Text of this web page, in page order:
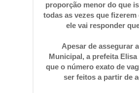
proporção menor do que
todas as vezes que
ele vai responder
Apesar de assegurar
Municipal, a prefeita
que o número exato de
ser feitos a partir de